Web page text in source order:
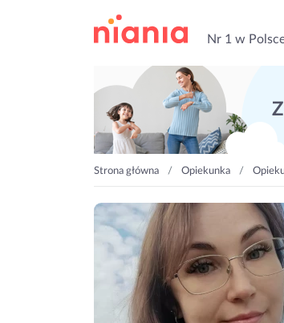
Nr 1 w
Strona główna Opiekunka